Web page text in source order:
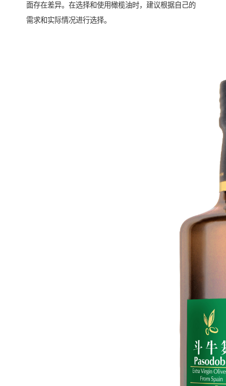
面存在差异。在选择和使用橄榄油时，建议根据自己的
需求和实际情况进行选择。